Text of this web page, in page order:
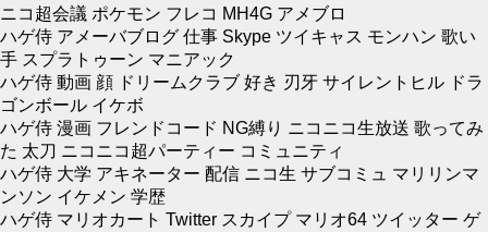
ニコ超会議 ポケモン フレコ MH4G アメブロ
ハゲ侍 アメーバブログ 仕事 Skype ツイキャス モンハン 歌い
手 スプラトゥーン マニアック
ハゲ侍 動画 顔 ドリームクラブ 好き 刃牙 サイレントヒル ドラ
ゴンボール イケボ
ハゲ侍 漫画 フレンドコード NG縛り ニコニコ生放送 歌ってみ
た 太刀 ニコニコ超パーティー コミュニティ
ハゲ侍 大学 アキネーター 配信 ニコ生 サブコミュ マリリンマ
ンソン イケメン 学歴
ハゲ侍 マリオカート Twitter スカイプ マリオ64 ツイッター ゲ